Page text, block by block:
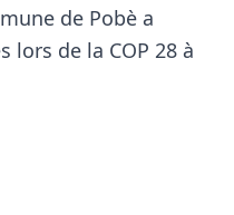
de Pobè a
lors de la COP 28 à